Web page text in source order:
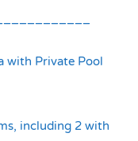
with Private Pool
including 2 with